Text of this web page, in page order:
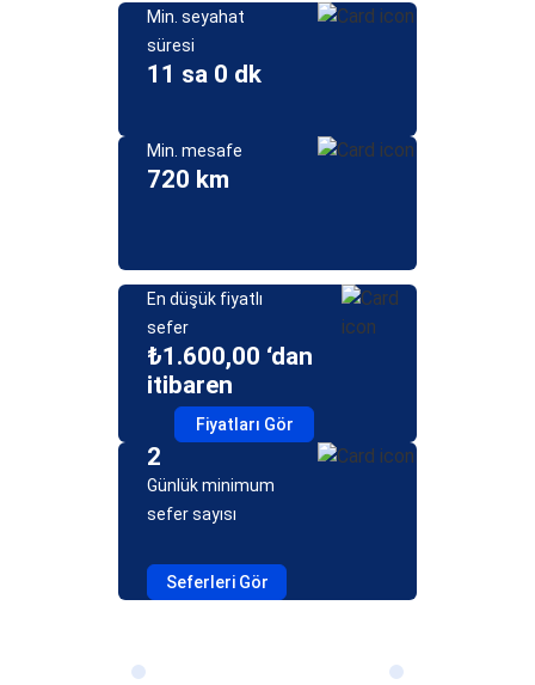
Min. seyahat
süresi
11 sa 0 dk
Min. mesafe
720 km
En düşük fiyatlı
sefer
₺1.600,00 ‘dan
itibaren
Fiyatları Gör
2
Günlük minimum
sefer sayısı
Seferleri Gör